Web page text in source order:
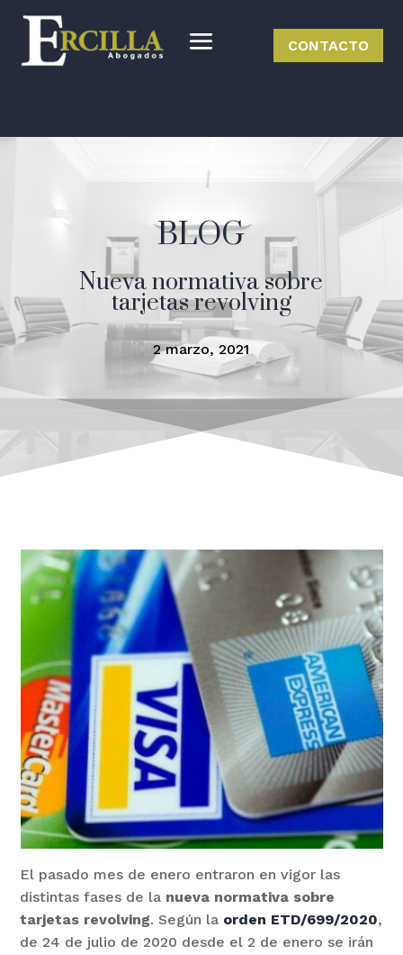
CONTACTO
BLOG
Nueva normativa sobre
tarjetas revolving
2 marzo, 2021
El pasado mes de enero entraron en vigor las
distintas fases de la nueva normativa sobre
tarjetas revolving. Según la orden ETD/699/2020,
de 24 de julio de 2020 desde el 2 de enero se irán